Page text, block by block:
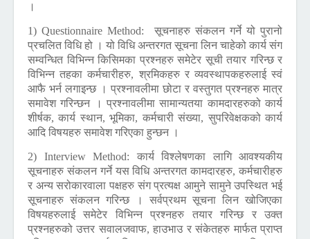
।
1) Questionnaire Method:
सूचनाहरु संकलन गर्ने यो पुरानो
प्रचलित विधि हो । यो विधि अन्तरगत सूचना लिन चाहेको कार्य संग
सम्वन्धित विभिन्न किसिमका प्रश्नहरु समेटेर सूची तयार गरिन्छ र
विभिन्न तहका कर्मचारीहरु, श्रमिकहरु र व्यवस्थापकहरुलाई स्वं
आफै भर्न लगाइन्छ । प्रश्नावलीमा छोटा र वस्तुगत प्रश्नहरु मात्र
समावेश गरिन्छन । प्रश्नावलीमा सामान्यतया कामदारहरुको कार्य
शीर्षक, कार्य स्थान, भूमिका, कर्मचारी संख्या, सुपरिवेक्षकको कार्य
आदि विषयहरु समावेश गरिएका हुन्छन ।
2) Interview Method: कार्य विश्लेषणका लागि आवश्यकीय
सूचनाहरु संकलन गर्ने यस विधि अन्तरगत कामदारहरु, कर्मचारीहरु
र अन्य सरोकारवाला पक्षहरु संग प्रत्यक्ष आमुने सामुने उपस्थित भई
सूचनाहरु संकलन गरिन्छ । सर्वप्रथम सूचना लिन खोजिएका
विषयहरुलाई समेटेर विभिन्न प्रश्नहरु तयार गरिन्छ र उक्त
प्रश्नहरुको उत्तर सवालजवाफ, हाउभाउ र संकेतहरु मार्फत प्राप्त